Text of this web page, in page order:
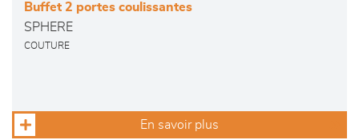
Buffet 2 portes coulissantes
SPHERE
COUTURE
En savoir plus